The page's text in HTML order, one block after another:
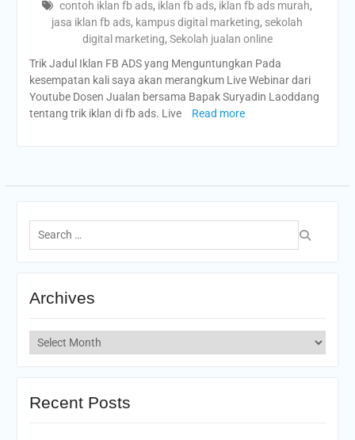
contoh iklan fb ads, iklan fb ads, iklan fb ads murah,
jasa iklan fb ads, kampus digital marketing, sekolah
digital marketing, Sekolah jualan online
Trik Jadul Iklan FB ADS yang Menguntungkan Pada
kesempatan kali saya akan merangkum Live Webinar dari
Youtube Dosen Jualan bersama Bapak Suryadin Laoddang
tentang trik iklan di fb ads. Live
Read more
Search
for:
Archives
Archives
Recent Posts